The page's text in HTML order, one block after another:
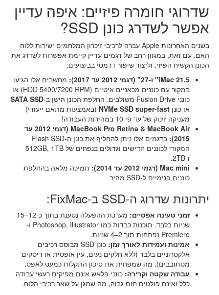
שדרוגי חומרה פיזיים: איפה עדיין
אפשר לשדרג כונן SSD?
בשנים האחרונות Apple עברה לרכיבי זיכרון המלחמים ישירות ללוח
האם. עם זאת, במגוון רחב של דגמים עדיין קיימת אפשרות לשדרג את
הכונן הקשיח הפיזי, וליצור שיפור דרמטי בביצועים:
iMac 21.5" ו-27" (דגמי 2012 עד 2017):
מחשבים אלו הגיעו
במקור עם כוננים מכאניים איטיים (HDD 5400/7200 RPM) או
כונני Fusion Drive משולבים. החלפת הכונן הישן ב-
SATA SSD
או כונן NVMe SSD super-fast (באמצעות מתאם ייעודי)
מעניקה זינוק של עד פי 10 במהירות העבודה!
MacBook Pro Retina & MacBook Air (דגמי 2012 עד
2015):
בדגמים אלו ניתן להחליף את כונן ה-Flash SSD
המקורי לכוננים חדישים וגדולים בנפחים של 512GB, 1TB
ו-2TB.
Mac mini (דגמי 2012 עד 2014):
תמיכה מלאה בהחלפת
כוננים פנימיים ל-SSD מהיר.
יתרונות שדרוג ה-SSD ב-FixMac:
זמני טעינה אפסיים:
מערכת ההפעלה נטענת בתוך כ-12–15
שניות בלבד. תוכנות כבדות כמו Photoshop, Illustrator ו-
Premiere נפתחות תוך 2–4 שניות.
אמינות ועמידות לאורך זמן:
כונן SSD מבוסס רכיבים
אלקטרוניים בלבד (ללא חלקים נעים, עין אופטית או דיסקים
מסתובבים), מה שמפחית את סיכון התקלות כמעט לאפס.
עבודה שקטה וקרירה: כונני פלאש אינם מפיקים רעשי עבודה
כלל ואינם פולטים חום גבוה, מה שמגן על שאר רכיבי הלוח.